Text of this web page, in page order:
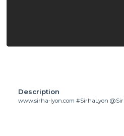
Description
www.sirha-lyon.com #SirhaLyon